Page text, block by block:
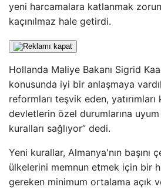
yeni harcamalara katlanmak
kaçınılmaz hale getirdi.
Hollanda Maliye Bakanı Sigrid
konusunda iyi bir anlaşmaya
reformları teşvik eden,
devletlerin özel durumlarına
kuralları sağlıyor” dedi.
Yeni kurallar, Almanya'nın başını
ülkelerini memnun etmek için bir
gereken minimum ortalama açık